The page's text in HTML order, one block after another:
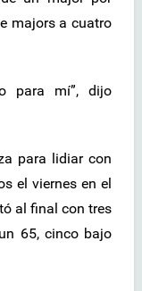
majors a cuatro
para mí”, dijo
para lidiar con
el viernes en el
al final con tres
65, cinco bajo